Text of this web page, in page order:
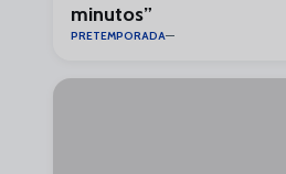
minutos”
PRETEMPORADA